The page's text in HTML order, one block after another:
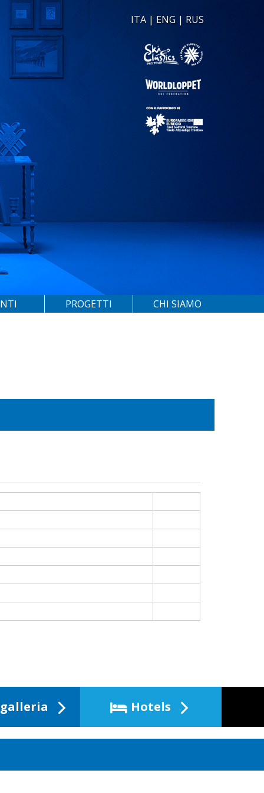
ITA | ENG | RUS
PROGETTI CHI SIAMO
galleria Hotels